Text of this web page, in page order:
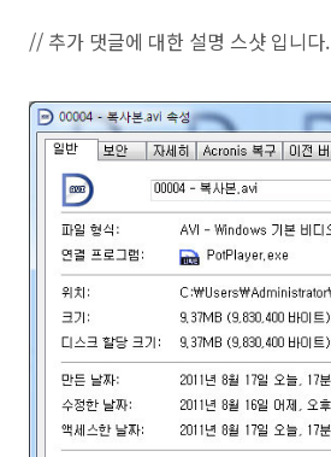
// 추가 댓글에 대한 설명 스샷 입니다.